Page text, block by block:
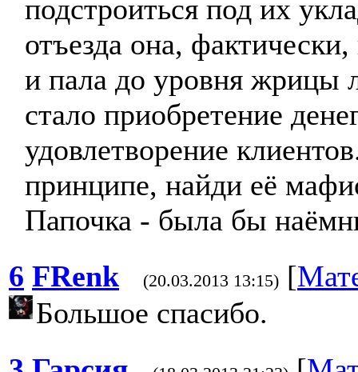
подстроиться под их
отъезда она,
и пала до уровня жрицы
стало приобретение
удовлетворение
принципе, найди её
Папочка - была бы
6 FRenk (20.03.2013 13:15) [
Большое спасибо.